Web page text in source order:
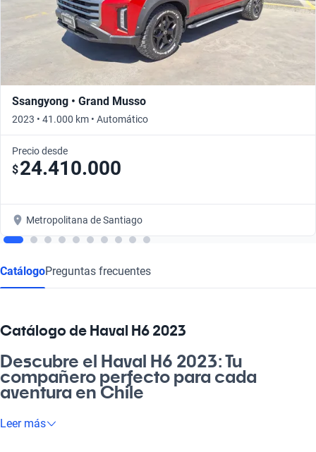
Ssangyong • Grand Musso
2023 • 41.000 km • Automático
Precio desde
$24.410.000
Metropolitana de Santiago
CatálogoPreguntas frecuentes
Catálogo de Haval H6 2023
Descubre el Haval H6 2023: Tu
compañero perfecto para cada
aventura en Chile
Mira, el Haval H6 2023 es la máquina perfecta para quienes
Leer más